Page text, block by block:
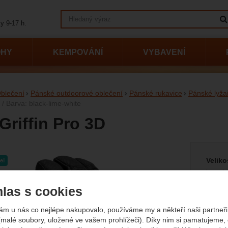
s cookies
u nás co nejlépe nakupovalo, používáme my a někteří naši partneři
soubory, uložené ve vašem prohlížeči). Díky nim si pamatujeme,
Pánské outdoorové oblečení Pánské rukavice Pánské
Pro 3D
Barva
KEMPOVÁNÍ VYBAVENÍ
9-17 h.